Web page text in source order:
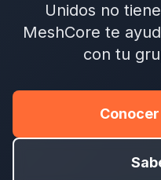
Unidos no
MeshCore te
con tu